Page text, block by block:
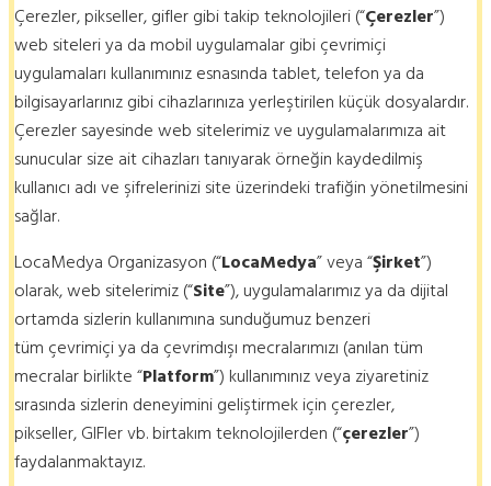
Çerezler, pikseller, gifler gibi takip teknolojileri (“Çerezler”)
web siteleri ya da mobil uygulamalar gibi çevrimiçi
uygulamaları kullanımınız esnasında tablet, telefon ya da
bilgisayarlarınız gibi cihazlarınıza yerleştirilen küçük dosyalardır.
Çerezler sayesinde web sitelerimiz ve uygulamalarımıza ait
sunucular size ait cihazları tanıyarak örneğin kaydedilmiş
kullanıcı adı ve şifrelerinizi site üzerindeki trafiğin yönetilmesini
sağlar.
LocaMedya Organizasyon (“LocaMedya” veya “Şirket”)
olarak, web sitelerimiz (“Site”), uygulamalarımız ya da dijital
ortamda sizlerin kullanımına sunduğumuz benzeri
tüm çevrimiçi ya da çevrimdışı mecralarımızı (anılan tüm
mecralar birlikte “Platform”) kullanımınız veya ziyaretiniz
sırasında sizlerin deneyimini geliştirmek için çerezler,
pikseller, GIFler vb. birtakım teknolojilerden (“çerezler”)
faydalanmaktayız.